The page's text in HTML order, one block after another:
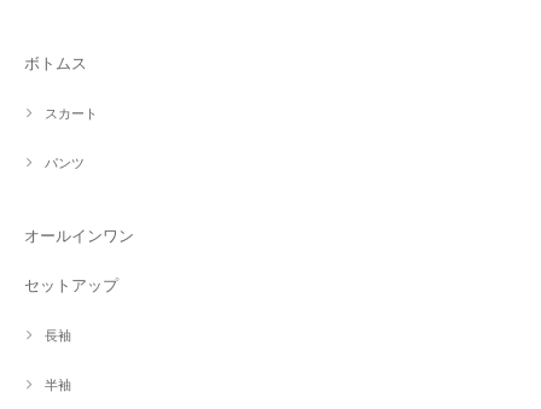
ボトムス
スカート
パンツ
オールインワン
セットアップ
長袖
半袖